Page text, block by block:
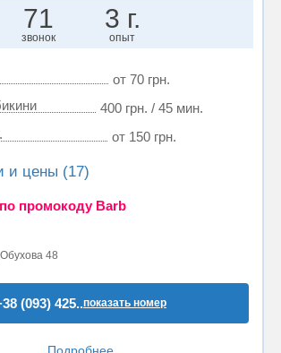
71
звонок
3 г.
опыт
от 70 грн.
400 грн. / 45 мин.
от 150 грн.
и цены (17)
промокоду Barb
48
(093) 425..показать номер
Подробнее